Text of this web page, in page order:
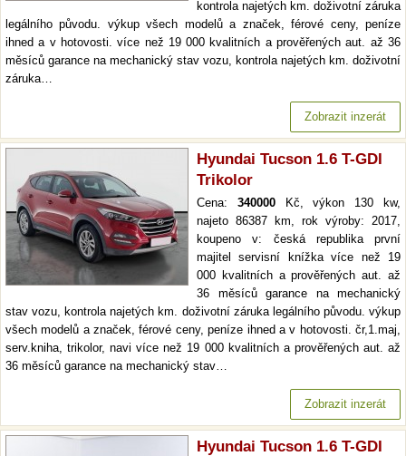
kontrola najetých km. doživotní záruka
legálního původu. výkup všech modelů a značek, férové ceny, peníze
ihned a v hotovosti. více než 19 000 kvalitních a prověřených aut. až 36
měsíců garance na mechanický stav vozu, kontrola najetých km. doživotní
záruka…
Zobrazit inzerát
Hyundai Tucson 1.6 T-GDI
Trikolor
Cena: 340000Kč, výkon 130 kw,
najeto 86387 km, rok výroby: 2017,
koupeno v: česká republika první
majitel servisní knížka více než 19
000 kvalitních a prověřených aut. až
36 měsíců garance na mechanický
stav vozu, kontrola najetých km. doživotní záruka legálního původu. výkup
všech modelů a značek, férové ceny, peníze ihned a v hotovosti. čr,1.maj,
serv.kniha, trikolor, navi více než 19 000 kvalitních a prověřených aut. až
36 měsíců garance na mechanický stav…
Zobrazit inzerát
Hyundai Tucson 1.6 T-GDI